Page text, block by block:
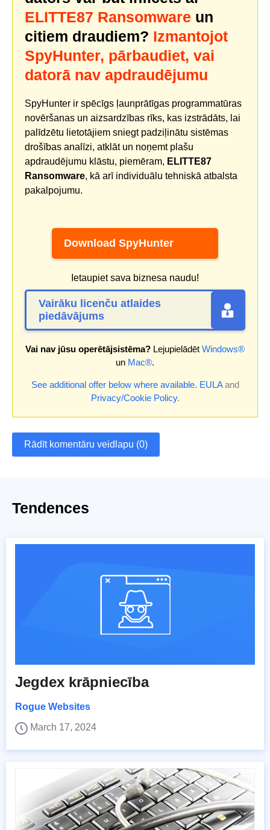
ELITTE87 Ransomware un
citiem draudiem? Izmantojot
SpyHunter, pārbaudiet, vai
datorā nav apdraudējumu
SpyHunter ir spēcīgs ļaunprātīgas programmatūras
novēršanas un aizsardzības rīks, kas izstrādāts, lai
palīdzētu lietotājiem sniegt padziļinātu sistēmas
drošības analīzi, atklāt un noņemt plašu
apdraudējumu klāstu, piemēram, ELITTE87
Ransomware, kā arī individuālu tehniskā atbalsta
pakalpojumu.
Download SpyHunter
Ietaupiet sava biznesa naudu!
Vairāku licenču atlaides
piedāvājums
Vai nav jūsu operētājsistēma? Lejupielādēt Windows®
un Mac®.
See additional offer below where available. EULAand
Privacy/Cookie Policy.
Rādīt komentāru veidlapu (0)
Tendences
Jegdex krāpniecība
Rogue Websites
March 17, 2024